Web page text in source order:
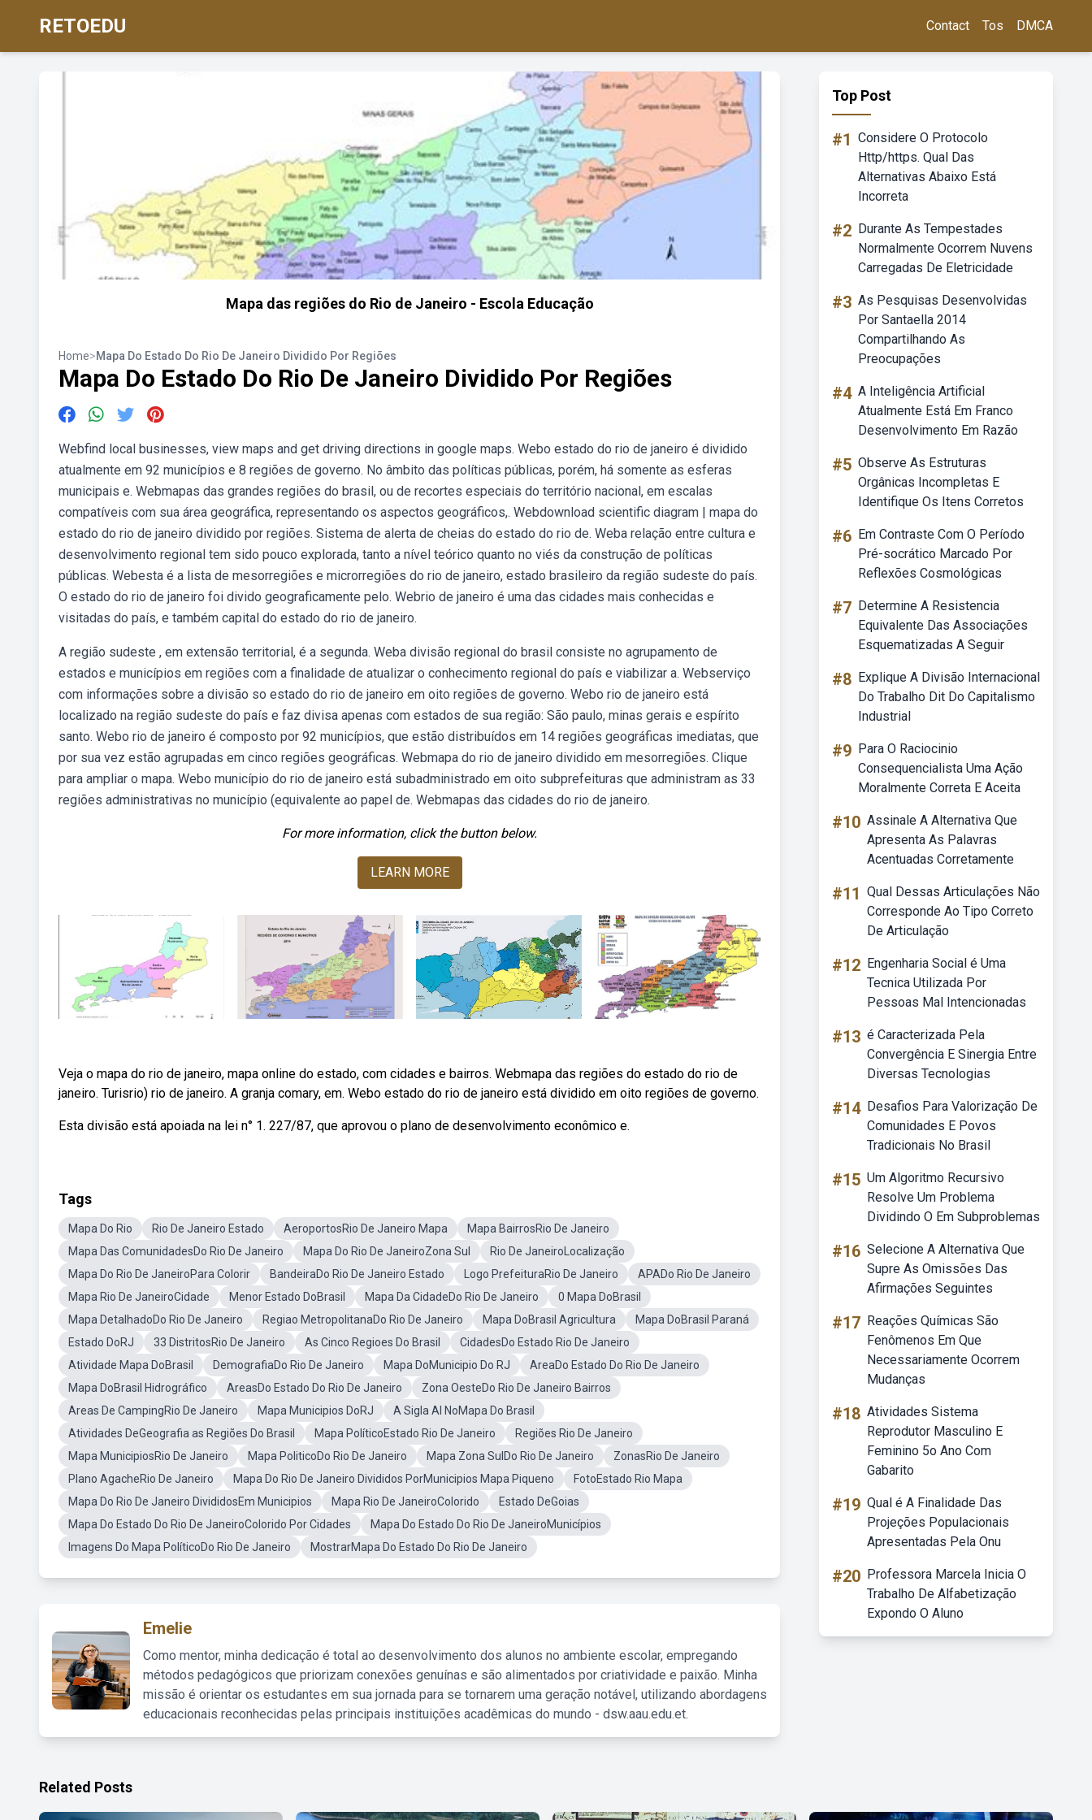
RETOEDU Contact Tos DMCA
Mapa das regiões do Rio de Janeiro - Escola Educação
Home>Mapa Do Estado Do Rio De Janeiro Dividido Por Regiões
Mapa Do Estado Do Rio De Janeiro Dividido Por Regiões
Webfind local businesses, view maps and get driving directions in google maps. Webo estado do rio de janeiro é dividido
atualmente em 92 municípios e 8 regiões de governo. No âmbito das políticas públicas, porém, há somente as esferas
municipais e. Webmapas das grandes regiões do brasil, ou de recortes especiais do território nacional, em escalas
compatíveis com sua área geográfica, representando os aspectos geográficos,. Webdownload scientific diagram | mapa do
estado do rio de janeiro dividido por regiões. Sistema de alerta de cheias do estado do rio de. Weba relação entre cultura e
desenvolvimento regional tem sido pouco explorada, tanto a nível teórico quanto no viés da construção de políticas
públicas. Webesta é a lista de mesorregiões e microrregiões do rio de janeiro, estado brasileiro da região sudeste do país.
O estado do rio de janeiro foi divido geograficamente pelo. Webrio de janeiro é uma das cidades mais conhecidas e
visitadas do país, e também capital do estado do rio de janeiro.
A região sudeste , em extensão territorial, é a segunda. Weba divisão regional do brasil consiste no agrupamento de
estados e municípios em regiões com a finalidade de atualizar o conhecimento regional do país e viabilizar a. Webserviço
com informações sobre a divisão so estado do rio de janeiro em oito regiões de governo. Webo rio de janeiro está
localizado na região sudeste do país e faz divisa apenas com estados de sua região: São paulo, minas gerais e espírito
santo. Webo rio de janeiro é composto por 92 municípios, que estão distribuídos em 14 regiões geográficas imediatas, que
por sua vez estão agrupadas em cinco regiões geográficas. Webmapa do rio de janeiro dividido em mesorregiões. Clique
para ampliar o mapa. Webo município do rio de janeiro está subadministrado em oito subprefeituras que administram as 33
regiões administrativas no município (equivalente ao papel de. Webmapas das cidades do rio de janeiro.
For more information, click the button below.
LEARN MORE
Veja o mapa do rio de janeiro, mapa online do estado, com cidades e bairros. Webmapa das regiões do estado do rio de
janeiro. Turisrio) rio de janeiro. A granja comary, em. Webo estado do rio de janeiro está dividido em oito regiões de governo.
Esta divisão está apoiada na lei n° 1. 227/87, que aprovou o plano de desenvolvimento econômico e.
Tags
Mapa Do Rio Rio De Janeiro Estado AeroportosRio De Janeiro Mapa
Mapa BairrosRio De Janeiro
Mapa Das ComunidadesDo Rio De Janeiro
Mapa Do Rio De JaneiroZona Sul
Rio De JaneiroLocalização
Mapa Do Rio De JaneiroPara Colorir
BandeiraDo Rio De Janeiro Estado Logo PrefeituraRio De Janeiro
APADo Rio De Janeiro
Mapa Rio De JaneiroCidade
Menor Estado DoBrasil Mapa Da CidadeDo Rio De Janeiro
0 Mapa DoBrasil
Mapa DetalhadoDo Rio De Janeiro
Regiao MetropolitanaDo Rio De Janeiro Mapa DoBrasil Agricultura
Mapa DoBrasil Paraná
Estado DoRJ
33 DistritosRio De Janeiro As Cinco Regioes Do Brasil
CidadesDo Estado Rio De Janeiro
Atividade Mapa DoBrasil
DemografiaDo Rio De Janeiro Mapa DoMunicipio Do RJ
AreaDo Estado Do Rio De Janeiro
Mapa DoBrasil Hidrográfico
AreasDo Estado Do Rio De Janeiro
Zona OesteDo Rio De Janeiro Bairros
Areas De CampingRio De Janeiro
Mapa Municipios DoRJ
A Sigla Al NoMapa Do Brasil
Atividades DeGeografia as Regiões Do Brasil
Mapa PolíticoEstado Rio De Janeiro
Regiões Rio De Janeiro
Mapa MunicipiosRio De Janeiro
Mapa PoliticoDo Rio De Janeiro Mapa Zona SulDo Rio De Janeiro
ZonasRio De Janeiro
Plano AgacheRio De Janeiro
Mapa Do Rio De Janeiro Divididos PorMunicipios Mapa Piqueno
FotoEstado Rio Mapa
Mapa Do Rio De Janeiro DivididosEm Municipios
Mapa Rio De JaneiroColorido
Estado DeGoias
Mapa Do Estado Do Rio De JaneiroColorido Por Cidades
Mapa Do Estado Do Rio De JaneiroMunicípios
Imagens Do Mapa PolíticoDo Rio De Janeiro
MostrarMapa Do Estado Do Rio De Janeiro
Emelie
Como mentor, minha dedicação é total ao desenvolvimento dos alunos no ambiente escolar, empregando
métodos pedagógicos que priorizam conexões genuínas e são alimentados por criatividade e paixão. Minha
missão é orientar os estudantes em sua jornada para se tornarem uma geração notável, utilizando abordagens
educacionais reconhecidas pelas principais instituições acadêmicas do mundo - dsw.aau.edu.et.
Top Post
#1 Considere O Protocolo
Http/https. Qual Das
Alternativas Abaixo Está
Incorreta
#2 Durante As Tempestades
Normalmente Ocorrem Nuvens
Carregadas De Eletricidade
#3 As Pesquisas Desenvolvidas
Por Santaella 2014
Compartilhando As
Preocupações
#4 A Inteligência Artificial
Atualmente Está Em Franco
Desenvolvimento Em Razão
#5 Observe As Estruturas
Orgânicas Incompletas E
Identifique Os Itens Corretos
#6 Em Contraste Com O Período
Pré-socrático Marcado Por
Reflexões Cosmológicas
#7 Determine A Resistencia
Equivalente Das Associações
Esquematizadas A Seguir
#8 Explique A Divisão Internacional
Do Trabalho Dit Do Capitalismo
Industrial
#9 Para O Raciocinio
Consequencialista Uma Ação
Moralmente Correta E Aceita
#10 Assinale A Alternativa Que
Apresenta As Palavras
Acentuadas Corretamente
#11 Qual Dessas Articulações Não
Corresponde Ao Tipo Correto
De Articulação
#12 Engenharia Social é Uma
Tecnica Utilizada Por
Pessoas Mal Intencionadas
#13 é Caracterizada Pela
Convergência E Sinergia Entre
Diversas Tecnologias
#14 Desafios Para Valorização De
Comunidades E Povos
Tradicionais No Brasil
#15 Um Algoritmo Recursivo
Resolve Um Problema
Dividindo O Em Subproblemas
#16 Selecione A Alternativa Que
Supre As Omissões Das
Afirmações Seguintes
#17 Reações Químicas São
Fenômenos Em Que
Necessariamente Ocorrem
Mudanças
#18 Atividades Sistema
Reprodutor Masculino E
Feminino 5o Ano Com
Gabarito
#19 Qual é A Finalidade Das
Projeções Populacionais
Apresentadas Pela Onu
#20 Professora Marcela Inicia O
Trabalho De Alfabetização
Expondo O Aluno
Related Posts